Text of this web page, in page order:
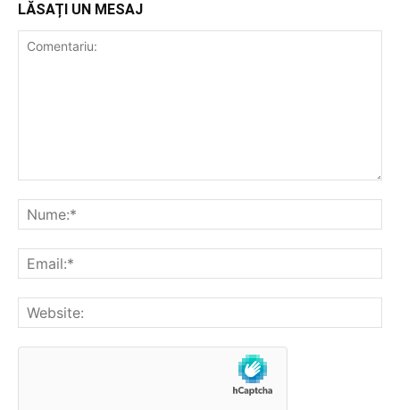
LĂSAȚI UN MESAJ